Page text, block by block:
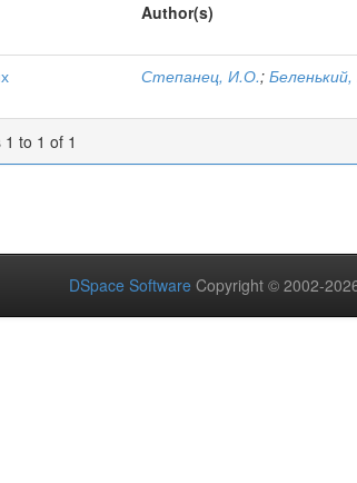
Author(s)
Степанец, И.О.;
to 1 of 1
DSpace Software Copyright © 2002-